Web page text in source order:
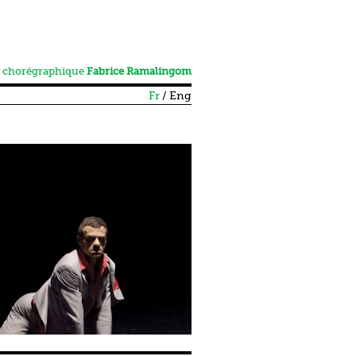
chorégraphiqueFabrice Ramalingom
Fr Eng